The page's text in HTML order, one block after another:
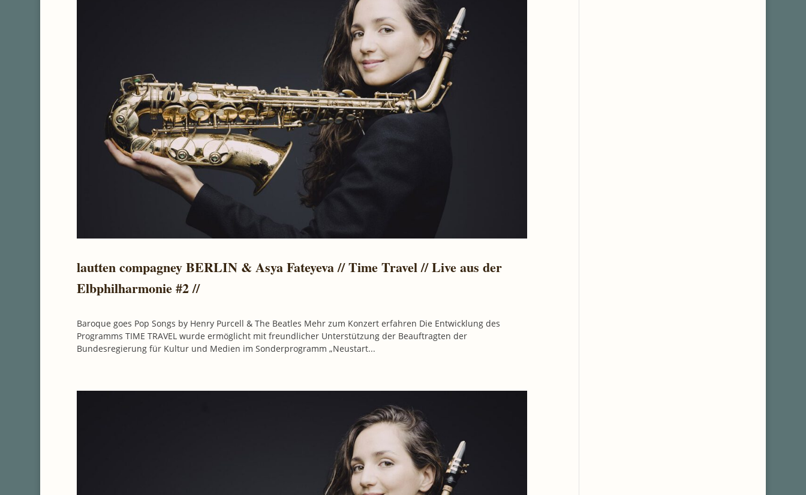
lautten compagney BERLIN & Asya Fateyeva // Time Travel // Live aus der
Elbphilharmonie #2 //
Baroque goes Pop Songs by Henry Purcell & The Beatles Mehr zum Konzert erfahren Die Entwicklung des
Programms TIME TRAVEL wurde ermöglicht mit freundlicher Unterstützung der Beauftragten der
Bundesregierung für Kultur und Medien im Sonderprogramm „Neustart...